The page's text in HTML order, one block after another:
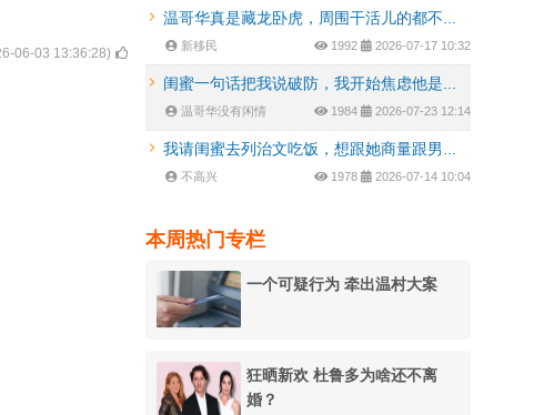
06-03 13:36:28)
温哥华真是藏龙卧虎，周围干活儿的都不...
新移民 1992 2026-07-17 10:32
闺蜜一句话把我说破防，我开始焦虑他是...
温哥华没有闲情 1984 2026-07-23 12:14
我请闺蜜去列治文吃饭，想跟她商量跟男...
不高兴 1978 2026-07-14 10:04
本周热门专栏
一个可疑行为 牵出温村大案
狂晒新欢 杜鲁多为啥还不离
婚？